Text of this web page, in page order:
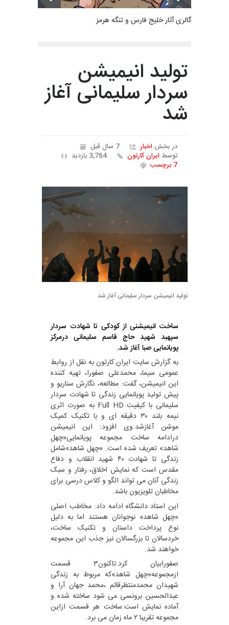
گالری آثار خلیج فارس و تنگه هرمز
تولید انیمیشن
سردار سلیمانی آغاز
شد
در بخش اخبار
7 سال قبل
توسط ایران کارتون
3,764 بازدید
7 برچسب
تولید انیمیشن سردار سلیمانی آغاز شد
ساخت انیمیشنی از کودکی تا شهادت سردار
سپهبد شهید حاج قاسم سلیمانی درمرکز
پویانمایی صبا آغاز شد.
به گزارش سایت ایران کارتون به نقل از روابط
عمومی سیما، محمدعلی صفورا، تهیه کننده
این انیمیشن، گفت: مطالعه، نگارش سناریو و
پیش تولید پویانمایی زندگی تا شهادت سردار
سلیمانی با کیفیت Full HD به صورت اثری
نیمه بلند ۳۰ دقیقه ای و با تکنیک کمیک
موشن آغازشد.وی افزود: این انیمیشن
درادامه ساخت مجموعه پویانمایی«چهل
شاهد» تعریف شده است. «چهل شاهد»شامل
زندگی تا شهادت ۴۰ شهید انقلاب و دفاع
مقدس است که نمایش اخلاق، رفتار و سبک
زندگی آنان می تواند الگو و کلاس درسی برای
مخاطبان تلویزیون باشد.
این استاد دانشگاه ادامه داد: مخاطب اصلی
«چهل شاهد» نوجوانان هستند اما به دلیل
نوع پرداخت داستان و تکنیک ساخت،
خردسالان تا بزرگسالان نیز جذب این مجموعه
خواهند شد.
صفورابیان کرد:تاکنون۳ قسمت
ازمجموعه«چهل شاهد»که مربوط به زندگی
شهیدان محمدمنتظرقائم ،محمد جهان آرا و
عبدالحسین برونسی می شود ساخته شده و
آماده نمایش است.ساخت هر قسمت ازاین
مجموعه تقریبا ۲ ماه زمان می برد.